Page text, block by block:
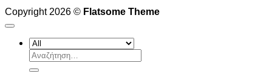
Copyright 2026 © Flatsome Theme
Αναζήτηση
για: